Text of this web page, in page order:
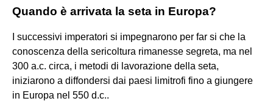
Quando è arrivata la seta in Europa?
I successivi imperatori si impegnarono per far si che la
conoscenza della sericoltura rimanesse segreta, ma nel
300 a.c. circa, i metodi di lavorazione della seta,
iniziarono a diffondersi dai paesi limitrofi fino a giungere
in Europa nel 550 d.c..